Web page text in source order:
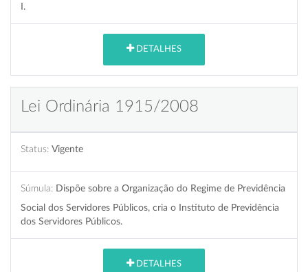
I.
DETALHES
Lei Ordinária 1915/2008
Status: Vigente
Súmula: Dispõe sobre a Organização do Regime de Previdência
Social dos Servidores Públicos, cria o Instituto de Previdência
dos Servidores Públicos.
DETALHES